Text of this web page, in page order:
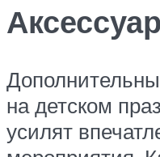
на детском
усилят